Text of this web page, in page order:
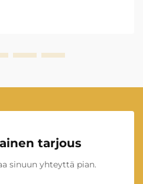
tietokeskuksissa,
tarjous
sinuun yhteyttä pian.